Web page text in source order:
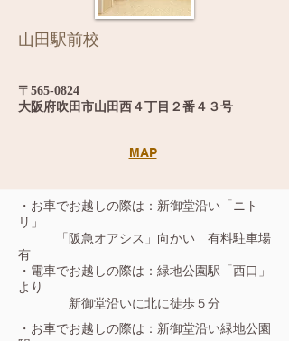
山田駅前校
〒565-0824
大阪府吹田市山田西４丁目２番４３号
MAP
・お車でお越しの際は：新御堂沿い「ニト
リ」
「阪急オアシス」向かい 有料駐車場
有
・電車でお越しの際は：緑地公園駅「西口」
より
新御堂沿いに北に徒歩５分
・お車でお越しの際は：新御堂沿い緑地公園